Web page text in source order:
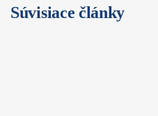
Súvisiace články